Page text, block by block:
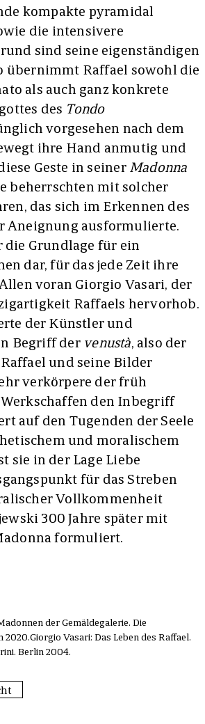
kompakte pyramidal
die intensivere
sind seine eigenständigen
übernimmt Raffael sowohl die
als auch ganz konkrete
des Tondo
vorgesehen nach dem
ihre Hand anmutig und
Geste in seiner Madonna
beherrschten mit solcher
das sich im Erkennen des
Aneignung ausformulierte.
Grundlage für ein
dar, für das jede Zeit ihre
voran Giorgio Vasari, der
Raffaels hervorhob.
der Künstler und
Begriff der venustà, also der
und seine Bilder
verkörpere der früh
den Inbegriff
auf den Tugenden der Seele
und moralischem
sie in der Lage Liebe
für das Streben
Vollkommenheit
300 Jahre später mit
formuliert.
der Gemäldegalerie. Die
Vasari: Das Leben des Raffael.
Berlin 2004.